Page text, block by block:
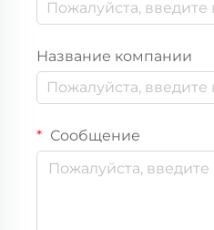
Название компании
Сообщение